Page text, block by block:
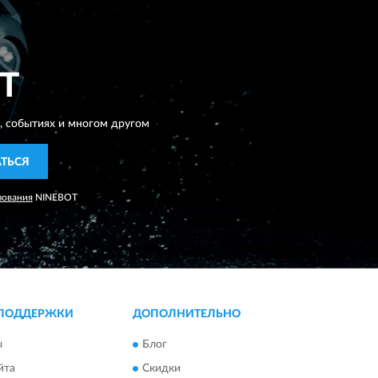
событиях и многом другом
NINEBOT
ДОПОЛНИТЕЛЬНО
Блог
Скидки